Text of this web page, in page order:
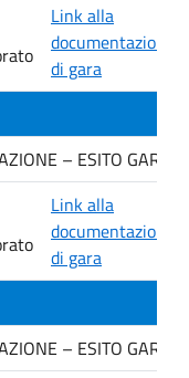
Link alla
documentazione
di gara
– ESITO
Link alla
documentazione
di gara
– ESITO